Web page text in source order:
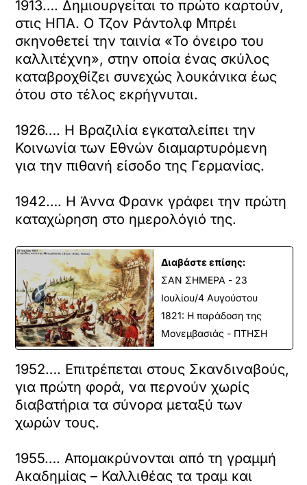
1913…. Δημιουργείται το πρώτο καρτούν,
στις ΗΠΑ. Ο Τζον Ράντολφ Μπρέι
σκηνοθετεί την ταινία «Το όνειρο του
καλλιτέχνη», στην οποία ένας σκύλος
καταβροχθίζει συνεχώς λουκάνικα έως
ότου στο τέλος εκρήγνυται.
1926…. Η Βραζιλία εγκαταλείπει την
Κοινωνία των Εθνών διαμαρτυρόμενη
για την πιθανή είσοδο της Γερμανίας.
1942…. Η Άννα Φρανκ γράφει την πρώτη
καταχώρηση στο ημερολόγιό της.
Διαβάστε επίσης:
ΣΑΝ ΣΗΜΕΡΑ - 23
Ιουλίου/4 Αυγούστου
1821: Η παράδοση της
Μονεμβασιάς - ΠΤΗΣΗ
1952…. Επιτρέπεται στους Σκανδιναβούς,
για πρώτη φορά, να περνούν χωρίς
διαβατήρια τα σύνορα μεταξύ των
χωρών τους.
1955…. Απομακρύνονται από τη γραμμή
Ακαδημίας – Καλλιθέας τα τραμ και